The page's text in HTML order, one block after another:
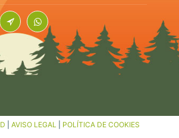
AVISO LEGAL| POLÍTICA DE COOKIES